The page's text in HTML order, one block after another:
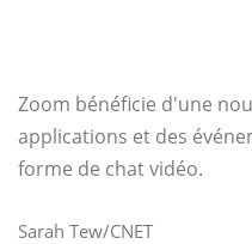
Zoom bénéficie d'une
applications et des
forme de chat vidéo.
Sarah Tew/CNET